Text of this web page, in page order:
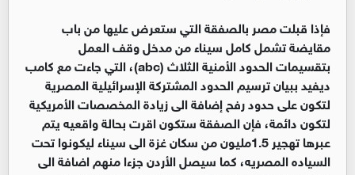
فإذا قبلت مصر بالصفقة التي ستعرض عليها من باب
مقايضة تشمل كامل سيناء من مدخل وقف العمل
بتقسيمات الحدود الأمنية الثلاث (abc)، التي جاءت مع كامب
ديفيد ببيان ترسيم الحدود المشتركة الإسرائيلية المصرية
لتكون على حدود رفح إضافة الى زيادة المخصصات الأمريكية
لتكون دائمة، فإن الصفقة ستكون اقرت بحالة واقعيه يتم
عبرها تهجير 1.5مليون من سكان غزة الى سيناء ليكونوا تحت
السياده المصريه، كما سيصل الأردن جزءا منهم اضافة الى